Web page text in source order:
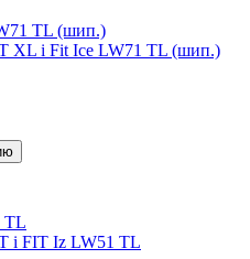
XL i Fit Ice LW71 TL (шип.)
i FIT Iz LW51 TL